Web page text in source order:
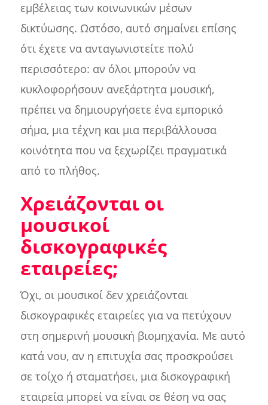
εμβέλειας των κοινωνικών μέσων
δικτύωσης. Ωστόσο, αυτό σημαίνει επίσης
ότι έχετε να ανταγωνιστείτε πολύ
περισσότερο: αν όλοι μπορούν να
κυκλοφορήσουν ανεξάρτητα μουσική,
πρέπει να δημιουργήσετε ένα εμπορικό
σήμα, μια τέχνη και μια περιβάλλουσα
κοινότητα που να ξεχωρίζει πραγματικά
από το πλήθος.
Χρειάζονται οι
μουσικοί
δισκογραφικές
εταιρείες;
Όχι, οι μουσικοί δεν χρειάζονται
δισκογραφικές εταιρείες για να πετύχουν
στη σημερινή μουσική βιομηχανία. Με αυτό
κατά νου, αν η επιτυχία σας προσκρούσει
σε τοίχο ή σταματήσει, μια δισκογραφική
εταιρεία μπορεί να είναι σε θέση να σας